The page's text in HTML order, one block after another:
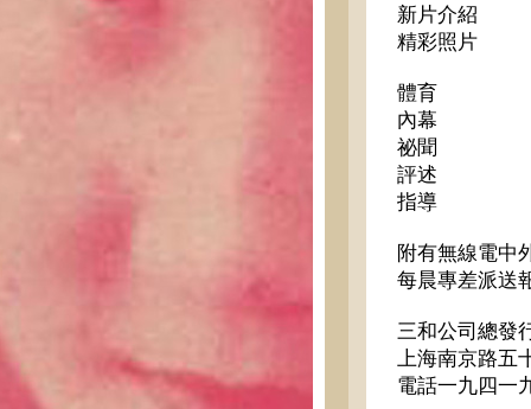
新片介紹
精彩照片
體育
內幕
祕聞
評述
指導
附有無線電中
每晨專差派送
三和公司總發
上海南京路五
電話一九四一